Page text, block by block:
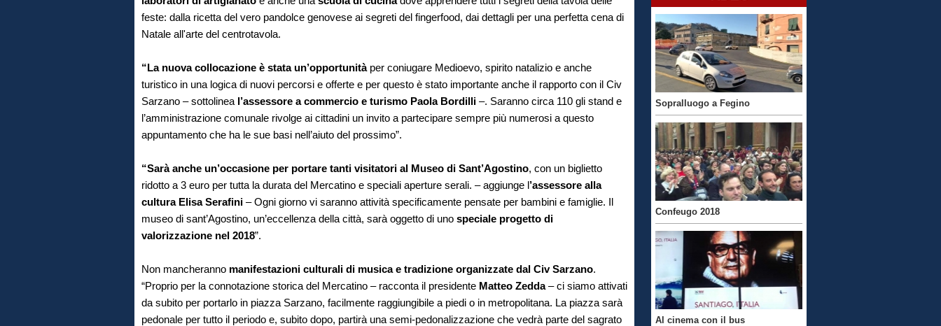
feste: dalla ricetta del vero pandolce genovese ai segreti del fingerfood, dai dettagli per una perfetta cena di
Natale all'arte del centrotavola.
“La nuova collocazione è stata un’opportunità per coniugare Medioevo, spirito natalizio e anche
turistico in una logica di nuovi percorsi e offerte e per questo è stato importante anche il rapporto con il Civ
Sarzano – sottolinea l’assessore a commercio e turismo Paola Bordilli –. Saranno circa 110 gli stand e
l’amministrazione comunale rivolge ai cittadini un invito a partecipare sempre più numerosi a questo
appuntamento che ha le sue basi nell’aiuto del prossimo”.
“Sarà anche un’occasione per portare tanti visitatori al Museo di Sant’Agostino, con un biglietto
ridotto a 3 euro per tutta la durata del Mercatino e speciali aperture serali. – aggiunge l’assessore alla
cultura Elisa Serafini – Ogni giorno vi saranno attività specificamente pensate per bambini e famiglie. Il
museo di sant’Agostino, un’eccellenza della città, sarà oggetto di uno speciale progetto di
valorizzazione nel 2018”.
Non mancheranno manifestazioni culturali di musica e tradizione organizzate dal Civ Sarzano.
“Proprio per la connotazione storica del Mercatino – racconta il presidente Matteo Zedda– ci siamo attivati
da subito per portarlo in piazza Sarzano, facilmente raggiungibile a piedi o in metropolitana. La piazza sarà
pedonale per tutto il periodo e, subito dopo, partirà una semi-pedonalizzazione che vedrà parte del sagrato
Sopralluogo a Fegino
Confeugo 2018
Al cinema con il bus